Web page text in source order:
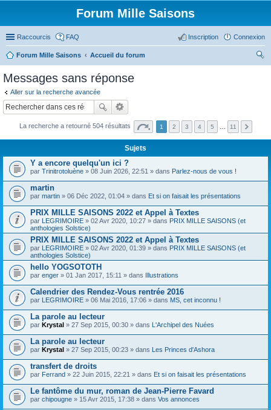
Forum Mille Saisons
Raccourcis FAQ Connexion
Inscription
Forum Mille Saisons
Accueil du forum
Messages sans réponse
Aller sur la recherche avancée
La recherche a retourné 504 résultats 1 2 3 4 5 11
Sujets
Y a encore quelqu'un ici ?
par Trinitrotoluène » 08 Juin 2026, 22:51 » dans Parlez-nous de vous !
martin
par martin » 06 Déc 2022, 01:04 » dans Et si on faisait les présentations
PRIX MILLE SAISONS 2022 et Appel à Textes
par LEGRIMOIRE » 02 Avr 2020, 10:27 » dans PRIX MILLE SAISONS (et
anthologies Solstice)
PRIX MILLE SAISONS 2022 et Appel à Textes
par LEGRIMOIRE » 02 Avr 2020, 01:39 » dans PRIX MILLE SAISONS (et
anthologies Solstice)
hello YOGSOTOTH
par enger » 01 Jan 2017, 15:11 » dans Illustrations
Calendrier des Rendez-Vous rentrée 2016
par LEGRIMOIRE » 06 Mai 2016, 17:06 » dans MS, cet inconnu !
La parole au lecteur
par Krystal » 27 Sep 2015, 00:30 » dans L'Archipel des Nuées
La parole au lecteur
par Krystal » 27 Sep 2015, 00:23 » dans Les Princes d'Ashora
transfert de droits
par Ferrand » 22 Juin 2015, 22:21 » dans Et si on faisait les présentations
Le fantôme du mur, roman de Jean-Pierre Favard
par chipougne » 15 Avr 2015, 17:38 » dans Vos annonces